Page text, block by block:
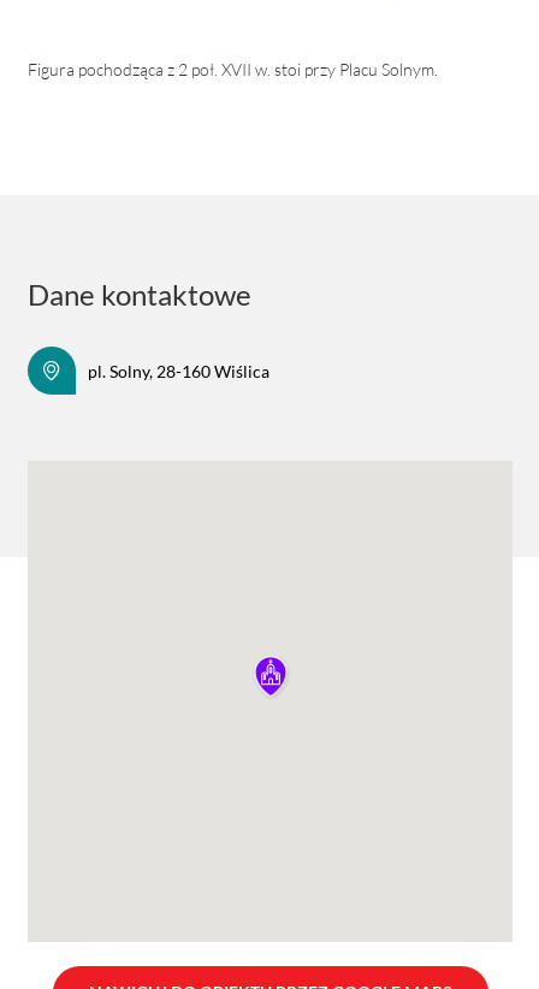
Figura pochodząca z 2 poł. XVII w. stoi przy Placu Solnym.
Dane kontaktowe
pl. Solny, 28-160 Wiślica